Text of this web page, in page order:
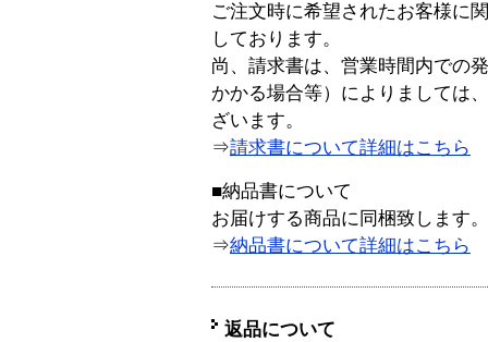
ご注文時に希望されたお客様に
しております。
尚、請求書は、営業時間内での
かかる場合等）によりましては
ざいます。
⇒請求書について詳細はこちら
■納品書について
お届けする商品に同梱致します。
⇒納品書について詳細はこちら
返品について